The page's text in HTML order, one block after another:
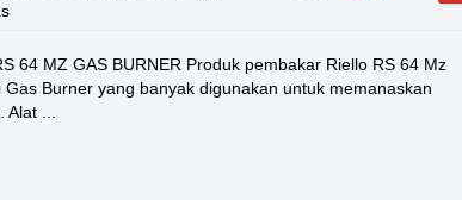
64 MZ GAS BURNER Produk pembakar Riello RS 64 Mz
Gas Burner yang banyak digunakan untuk memanaskan
...